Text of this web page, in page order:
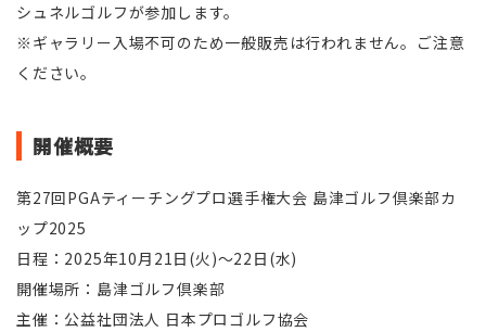
シュネルゴルフが参加します。
※ギャラリー入場不可のため一般販売は行われません。ご注意
ください。
開催概要
第27回PGAティーチングプロ選手権大会 島津ゴルフ倶楽部カ
ップ2025
日程：2025年10月21日(火)〜22日(水)
開催場所：島津ゴルフ倶楽部
主催：公益社団法人 日本プロゴルフ協会